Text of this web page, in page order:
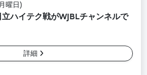
曜日)
ハイテク戦がWJBLチャンネルで
詳細